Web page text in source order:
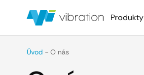
Produkty
Úvod - O nás